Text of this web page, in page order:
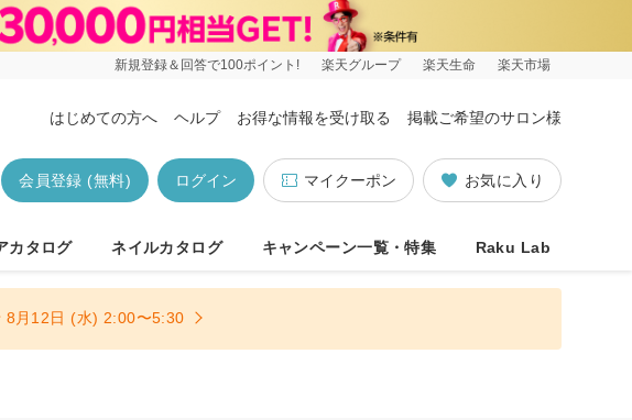
新規登録＆回答で100ポイント! 楽天グループ 楽天生命 楽天市場
はじめての方へ ヘルプ お得な情報を受け取る 掲載ご希望のサロン様
お気に入り
マイクーポン
ログイン
会員登録 (無料)
カタログ ネイルカタログ キャンペーン一覧・特集 Raku Lab
8月12日 (水) 2:00〜5:30